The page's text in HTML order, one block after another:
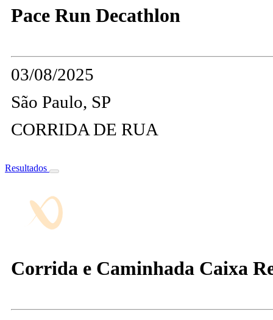
Pace Run Decathlon
03/08/2025
São Paulo, SP
CORRIDA DE RUA
Resultados
Corrida e Caminhada Caixa